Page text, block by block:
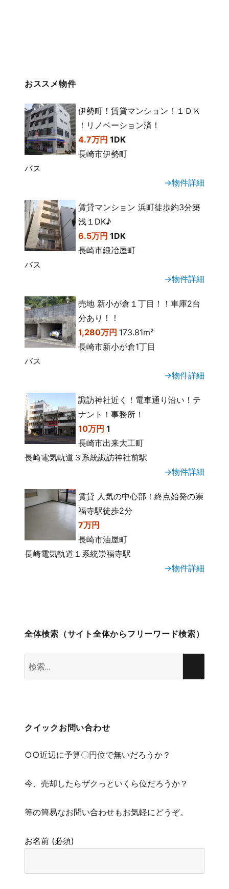
おススメ物件
伊勢町！賃貸マンション！１ＤＫ
！リノベーション済！
4.7万円 1DK
長崎市伊勢町
バス
→物件詳細
賃貸マンション 浜町徒歩約3分築
浅１DK♪
6.5万円 1DK
長崎市鍛冶屋町
バス
→物件詳細
売地 新小が倉１丁目！！車庫2台
分あり！！
1,280万円 173.81m²
長崎市新小が倉1丁目
バス
→物件詳細
諏訪神社近く！電車通り沿い！テ
ナント！事務所！
10万円 1
長崎市出来大工町
長崎電気軌道３系統諏訪神社前駅
→物件詳細
賃貸 人気の中心部！終点始発の崇
福寺駅徒歩2分
7万円
長崎市油屋町
長崎電気軌道１系統崇福寺駅
→物件詳細
全体検索（サイト全体からフリーワード検索）
索
クイックお問い合わせ
○○近辺に予算〇円位で無いだろうか？
今、売却したらザクっといくら位だろうか？
等の簡易なお問い合わせもお気軽にどうぞ。
お名前 (必須)